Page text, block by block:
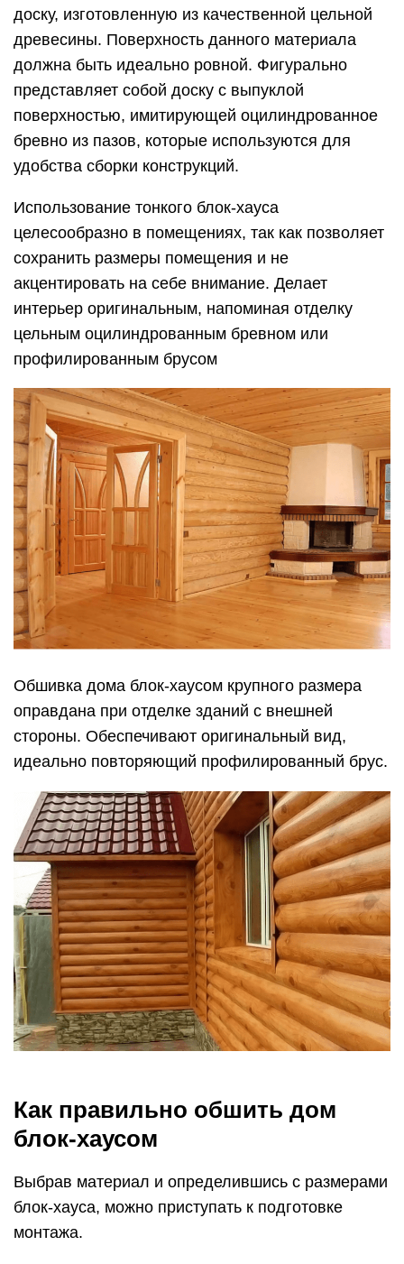
доску, изготовленную из качественной цельной
древесины. Поверхность данного материала
должна быть идеально ровной. Фигурально
представляет собой доску с выпуклой
поверхностью, имитирующей оцилиндрованное
бревно из пазов, которые используются для
удобства сборки конструкций.
Использование тонкого блок-хауса
целесообразно в помещениях, так как позволяет
сохранить размеры помещения и не
акцентировать на себе внимание. Делает
интерьер оригинальным, напоминая отделку
цельным оцилиндрованным бревном или
профилированным брусом
Обшивка дома блок-хаусом крупного размера
оправдана при отделке зданий с внешней
стороны. Обеспечивают оригинальный вид,
идеально повторяющий профилированный брус.
Как правильно обшить дом
блок-хаусом
Выбрав материал и определившись с размерами
блок-хауса, можно приступать к подготовке
монтажа.